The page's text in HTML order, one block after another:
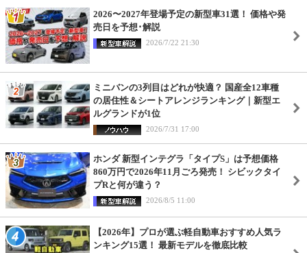
2026〜2027年登場予定の新型車31選！ 価格や発
売日を予想･解説
2026/7/22 21:30
ミニバンの3列目はどれが快適？ 国産全12車種
の居住性＆シートアレンジランキング｜新型エ
ルグランドが1位
2026/7/31 17:00
ホンダ 新型インテグラ「タイプS」は予想価格
860万円で2026年11月ごろ発売！ シビックタイ
プRと何が違う？
2026/8/5 11:00
【2026年】プロが選ぶ軽自動車おすすめ人気ラ
ンキング15選！ 最新モデルを徹底比較